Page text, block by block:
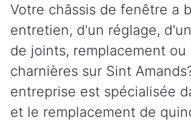
Votre châssis de fenêtre a
entretien, d'un réglage,
de joints, remplacement ou
charnières sur Sint
entreprise est spécialisée
et le remplacement de